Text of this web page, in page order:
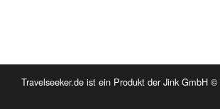
Travelseeker.de ist ein Produkt der Jink GmbH